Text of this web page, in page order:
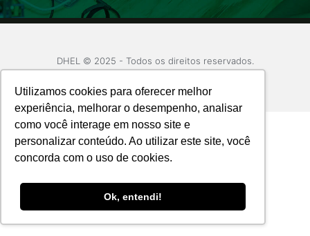
Utilizamos cookies para oferecer melhor
experiência, melhorar o desempenho, analisar
como você interage em nosso site e
personalizar conteúdo. Ao utilizar este site, você
concorda com o uso de cookies.
Ok, entendi!
DHEL © 2025 - Todos os direitos reservados.
Desenvolvido por SIngle Agência.